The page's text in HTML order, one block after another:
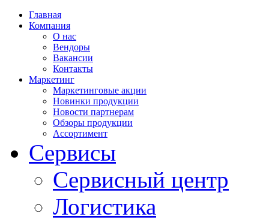
Главная
Компания
О нас
Вендоры
Вакансии
Контакты
Маркетинг
Маркетинговые акции
Новинки продукции
Новости партнерам
Обзоры продукции
Ассортимент
Сервисы
Сервисный центр
Логистика